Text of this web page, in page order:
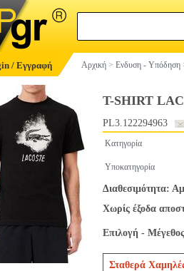
/ Εγγραφή Αρχική > Ενδυση - Υπόδηση
T-SHIRT
PL3.122294963
Κατηγορία
Υποκατηγορία
Διαθεσιμότητα:
Χωρίς έξοδα
Επιλογή -
Σταθερά